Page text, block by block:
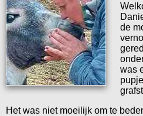
de
was
Het was niet moeilijk om te